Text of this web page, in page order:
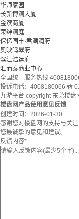
华师家园
长新博澜大厦
金滨商厦
荣绅澜庭
保亿国丰·君潮润府
奥映鸣翠府
滨江浩运府
汇而泰商业中心
全国统一服务热线
投诉电话：4008180066 转
九游平台 copyright 东莞楼盘
楼盘网产品使用意见反馈
创建时间： 2026-01-30
感谢您对楼盘网的支持与关
您最诚挚的意见和建议。
反馈内容*